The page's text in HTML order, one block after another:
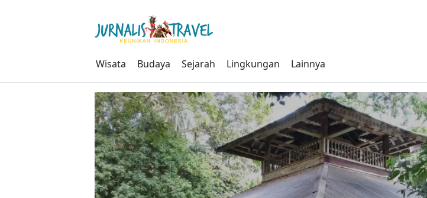
Wisata Budaya Sejarah Lingkungan Lainnya